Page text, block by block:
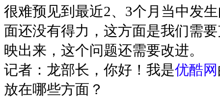
很难预见到最近2、3个月当中发
面还没有得力，这方面是我们需
映出来，这个问题还需要改进。
记者：龙部长，你好！我是优酷网
放在哪些方面？